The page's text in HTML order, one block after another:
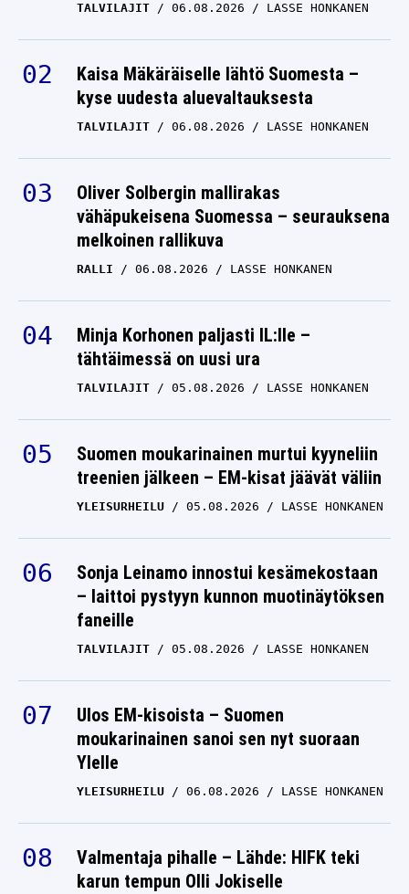
TALVILAJIT 06.08.2026 LASSE HONKANEN
Kaisa Mäkäräiselle lähtö Suomesta –
kyse uudesta aluevaltauksesta
TALVILAJIT 06.08.2026 LASSE HONKANEN
Oliver Solbergin mallirakas
vähäpukeisena Suomessa – seurauksena
melkoinen rallikuva
RALLI 06.08.2026 LASSE HONKANEN
Minja Korhonen paljasti IL:lle –
tähtäimessä on uusi ura
TALVILAJIT 05.08.2026 LASSE HONKANEN
Suomen moukarinainen murtui kyyneliin
treenien jälkeen – EM-kisat jäävät väliin
YLEISURHEILU 05.08.2026 LASSE HONKANEN
Sonja Leinamo innostui kesämekostaan
– laittoi pystyyn kunnon muotinäytöksen
faneille
TALVILAJIT 05.08.2026 LASSE HONKANEN
Ulos EM-kisoista – Suomen
moukarinainen sanoi sen nyt suoraan
Ylelle
YLEISURHEILU 06.08.2026 LASSE HONKANEN
Valmentaja pihalle – Lähde: HIFK teki
karun tempun Olli Jokiselle